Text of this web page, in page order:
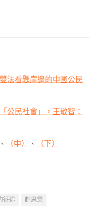
法看懸崖邊的中國公民
公民社會」，王敬智：
、 （中） 、 （下）
征途 趙思樂